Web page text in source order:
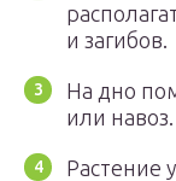
и загибов.
На дно
или навоз.
Растение